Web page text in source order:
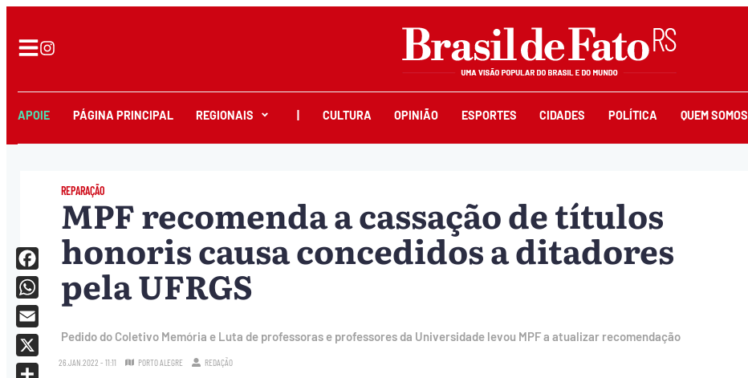
APOIE PÁGINA PRINCIPAL REGIONAIS CULTURA OPINIÃO ESPORTES CIDADES POLÍTICA QUEM SOMOS
REPARAÇÃO
MPF recomenda a cassação de títulos
honoris causa concedidos a ditadores
pela UFRGS
Pedido do Coletivo Memória e Luta de professoras e professores da Universidade levou MPF a atualizar recomendação
26.JAN.2022 - 11:11 PORTO ALEGRE REDAÇÃO
Facebook
WhatsApp
Email
X